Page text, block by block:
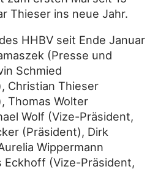
Thieser ins neue Jahr.
HHBV seit Ende Januar
(Presse und
Schmied
Christian Thieser
Thomas Wolter
Wolf (Vize-Präsident,
(Präsident), Dirk
Wippermann
Eckhoff (Vize-Präsident,